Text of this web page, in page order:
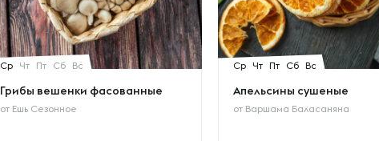
Ср Чт Пт Сб Вс
Грибы вешенки фасованные
от Ешь Сезонное
Ср Чт Пт Сб Вс
Апельсины сушеные
от Варшама Баласаняна